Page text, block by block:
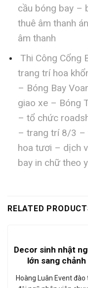
cầu bóng bay –
thuê âm thanh
âm thanh
Thi Công Cổng
trang trí hoa
– Bóng Bay
giao xe – Bóng
– tổ chức
– trang trí 8/3
hoa tươi – dịch
bay in chữ theo
RELATED
Decor sinh nhật
lớn sang chảnh
Hoàng Luân Event đào